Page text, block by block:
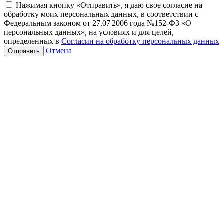
Нажимая кнопку «Отправить», я даю свое согласие на
обработку моих персональных данных, в соответствии с
Федеральным законом от 27.07.2006 года №152-ФЗ «О
персональных данных», на условиях и для целей,
определенных в Согласии на обработку персональных данных
Отмена